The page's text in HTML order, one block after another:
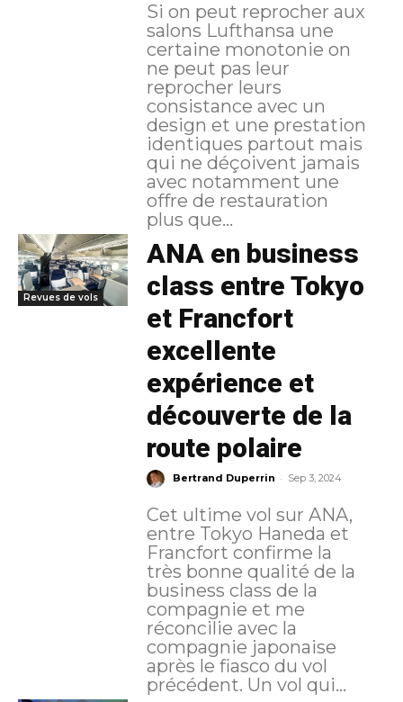
Si on peut reprocher aux
salons Lufthansa une
certaine monotonie on
ne peut pas leur
reprocher leurs
consistance avec un
design et une prestation
identiques partout mais
qui ne déçoivent jamais
avec notamment une
offre de restauration
plus que...
Revues de vols
ANA en business
class entre Tokyo
et Francfort
excellente
expérience et
découverte de la
route polaire
Bertrand Duperrin - Sep 3, 2024
Cet ultime vol sur ANA,
entre Tokyo Haneda et
Francfort confirme la
très bonne qualité de la
business class de la
compagnie et me
réconcilie avec la
compagnie japonaise
après le fiasco du vol
précédent. Un vol qui...